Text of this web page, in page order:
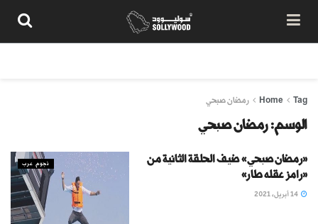
Home Tag رمضان صبحي
الوسم:رمضان صبحي
نجوم عرب
«رمضان صبحي» ضيف الحلقة الثانية من
«رامز عقله طار»